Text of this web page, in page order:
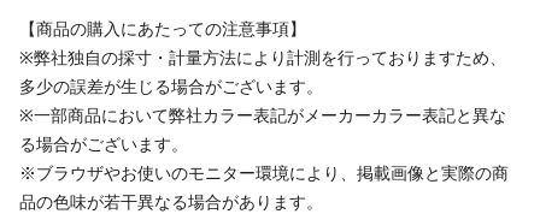
【商品の購入にあたっての注意事項】
※弊社独自の採寸・計量方法により計測を行っておりますため、
多少の誤差が生じる場合がございます。
※一部商品において弊社カラー表記がメーカーカラー表記と異な
る場合がございます。
※ブラウザやお使いのモニター環境により、掲載画像と実際の商
品の色味が若干異なる場合があります。